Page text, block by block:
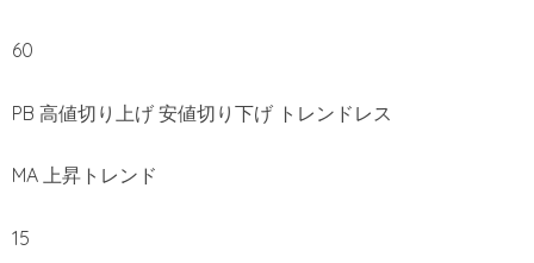
60
PB 高値切り上げ 安値切り下げ トレンドレス
MA 上昇トレンド
15